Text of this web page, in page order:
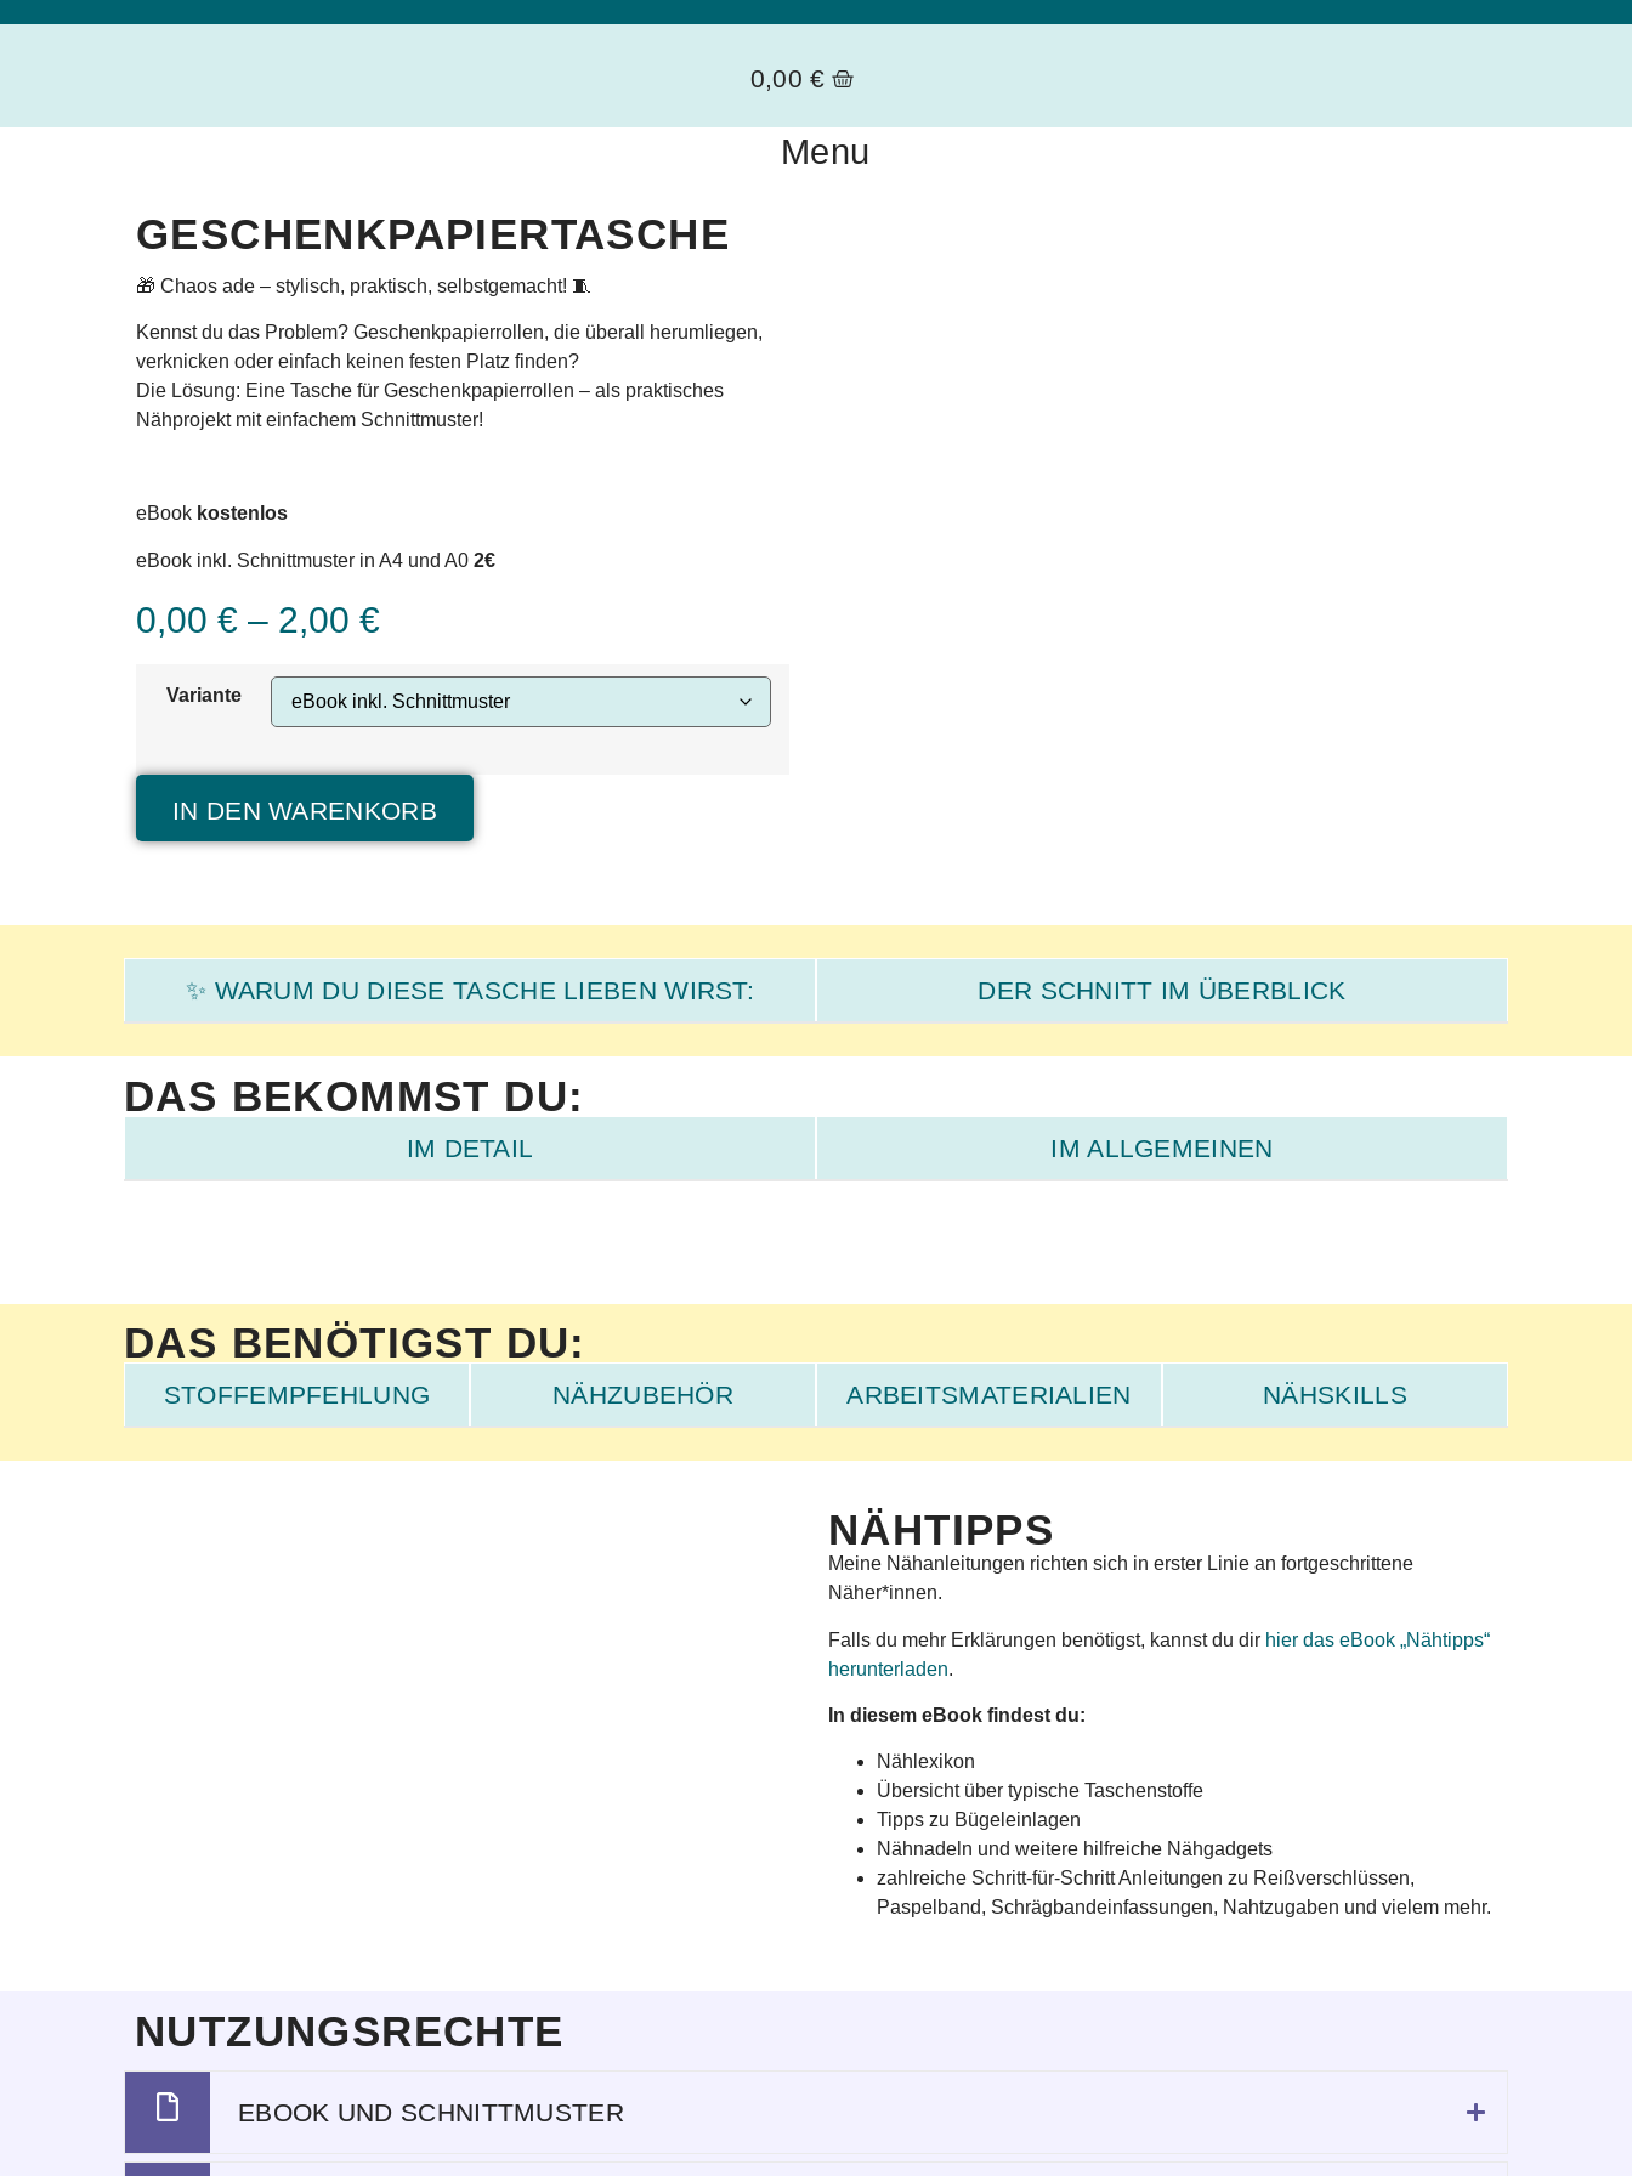
0,00€
Menu
GESCHENKPAPIERTASCHE
🎁 Chaos ade – stylisch, praktisch, selbstgemacht! 🧵
Kennst du das Problem? Geschenkpapierrollen, die überall herumliegen,
verknicken oder einfach keinen festen Platz finden?
Die Lösung: Eine Tasche für Geschenkpapierrollen – als praktisches
Nähprojekt mit einfachem Schnittmuster!
eBook kostenlos
eBook inkl. Schnittmuster in A4 und A0 2€
0,00 € – 2,00 €
Variante
IN DEN WARENKORB
✨ WARUM DU DIESE TASCHE LIEBEN WIRST: DER SCHNITT IM ÜBERBLICK
DAS BEKOMMST DU:
IM DETAIL IM ALLGEMEINEN
DAS BENÖTIGST DU:
STOFFEMPFEHLUNG NÄHZUBEHÖR ARBEITSMATERIALIEN NÄHSKILLS
NÄHTIPPS
Meine Nähanleitungen richten sich in erster Linie an fortgeschrittene
Näher*innen.
Falls du mehr Erklärungen benötigst, kannst du dir hier das eBook „Nähtipps“
herunterladen.
In diesem eBook findest du:
Nählexikon
Übersicht über typische Taschenstoffe
Tipps zu Bügeleinlagen
Nähnadeln und weitere hilfreiche Nähgadgets
zahlreiche Schritt-für-Schritt Anleitungen zu Reißverschlüssen,
Paspelband, Schrägbandeinfassungen, Nahtzugaben und vielem mehr.
NUTZUNGSRECHTE
EBOOK UND SCHNITTMUSTER